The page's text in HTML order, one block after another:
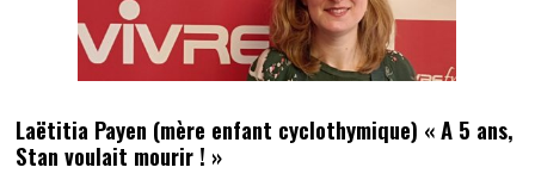
Laëtitia Payen (mère enfant cyclothymique) « A 5 ans,
Stan voulait mourir ! »